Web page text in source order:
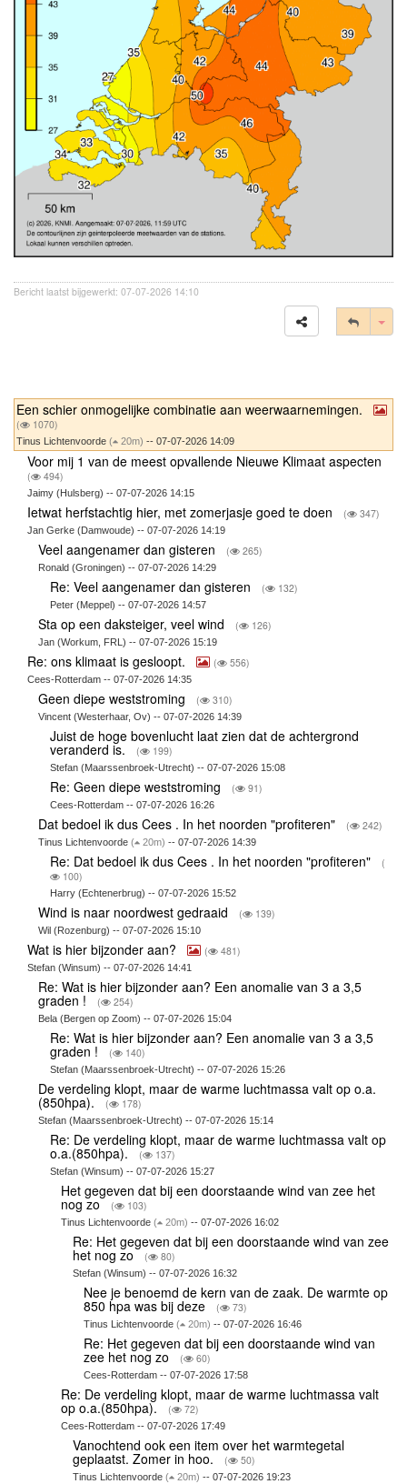
Bericht laatst bijgewerkt: 07-07-2026 14:10
Een schier onmogelijke combinatie aan weerwaarnemingen.
( 1070)
Tinus Lichtenvoorde ( 20m) -- 07-07-2026 14:09
Voor mij 1 van de meest opvallende Nieuwe Klimaat aspecten
( 494)
Jaimy (Hulsberg) -- 07-07-2026 14:15
Ietwat herfstachtig hier, met zomerjasje goed te doen ( 347)
Jan Gerke (Damwoude) -- 07-07-2026 14:19
Veel aangenamer dan gisteren ( 265)
Ronald (Groningen) -- 07-07-2026 14:29
Re: Veel aangenamer dan gisteren ( 132)
Peter (Meppel) -- 07-07-2026 14:57
Sta op een daksteiger, veel wind ( 126)
Jan (Workum, FRL) -- 07-07-2026 15:19
Re: ons klimaat is gesloopt. ( 556)
Cees-Rotterdam -- 07-07-2026 14:35
Geen diepe weststroming ( 310)
Vincent (Westerhaar, Ov) -- 07-07-2026 14:39
Juist de hoge bovenlucht laat zien dat de achtergrond
veranderd is. ( 199)
Stefan (Maarssenbroek-Utrecht) -- 07-07-2026 15:08
Re: Geen diepe weststroming ( 91)
Cees-Rotterdam -- 07-07-2026 16:26
Dat bedoel ik dus Cees . In het noorden "profiteren" ( 242)
Tinus Lichtenvoorde( 20m) -- 07-07-2026 14:39
Re: Dat bedoel ik dus Cees . In het noorden "profiteren"
(
100)
Harry (Echtenerbrug) -- 07-07-2026 15:52
Wind is naar noordwest gedraaid ( 139)
Wil (Rozenburg) -- 07-07-2026 15:10
Wat is hier bijzonder aan? ( 481)
Stefan (Winsum) -- 07-07-2026 14:41
Re: Wat is hier bijzonder aan? Een anomalie van 3 a 3,5
graden ! ( 254)
Bela (Bergen op Zoom) -- 07-07-2026 15:04
Re: Wat is hier bijzonder aan? Een anomalie van 3 a 3,5
graden ! ( 140)
Stefan (Maarssenbroek-Utrecht) -- 07-07-2026 15:26
De verdeling klopt, maar de warme luchtmassa valt op o.a.
(850hpa). ( 178)
Stefan (Maarssenbroek-Utrecht) -- 07-07-2026 15:14
Re: De verdeling klopt, maar de warme luchtmassa valt op
o.a.(850hpa). ( 137)
Stefan (Winsum) -- 07-07-2026 15:27
Het gegeven dat bij een doorstaande wind van zee het
nog zo ( 103)
Tinus Lichtenvoorde( 20m) -- 07-07-2026 16:02
Re: Het gegeven dat bij een doorstaande wind van zee
het nog zo ( 80)
Stefan (Winsum) -- 07-07-2026 16:32
Nee je benoemd de kern van de zaak. De warmte op
850 hpa was bij deze ( 73)
Tinus Lichtenvoorde( 20m) -- 07-07-2026 16:46
Re: Het gegeven dat bij een doorstaande wind van
zee het nog zo ( 60)
Cees-Rotterdam -- 07-07-2026 17:58
Re: De verdeling klopt, maar de warme luchtmassa valt
op o.a.(850hpa). ( 72)
Cees-Rotterdam -- 07-07-2026 17:49
Vanochtend ook een item over het warmtegetal
geplaatst. Zomer in hoo. ( 50)
Tinus Lichtenvoorde ( 20m) -- 07-07-2026 19:23